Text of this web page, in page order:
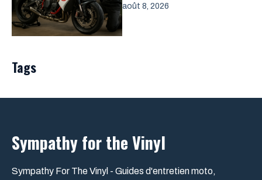
août 8, 2026
Tags
Sympathy for the Vinyl
Sympathy For The Vinyl - Guides d'entretien moto,